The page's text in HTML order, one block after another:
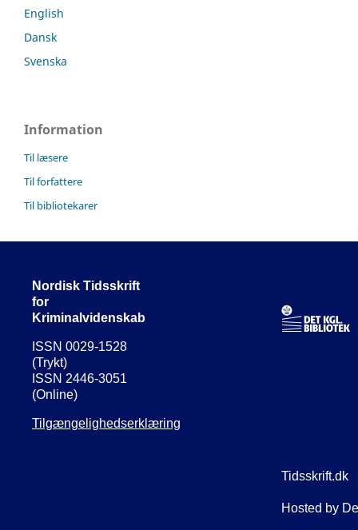
English
Dansk
Svenska
Information
Til læsere
Til forfattere
Til bibliotekarer
Nordisk Tidsskrift
for
Kriminalvidenskab
ISSN 0029-1528
(Trykt)
ISSN 2446-3051
(Online)
Tilgængelighedserklæring